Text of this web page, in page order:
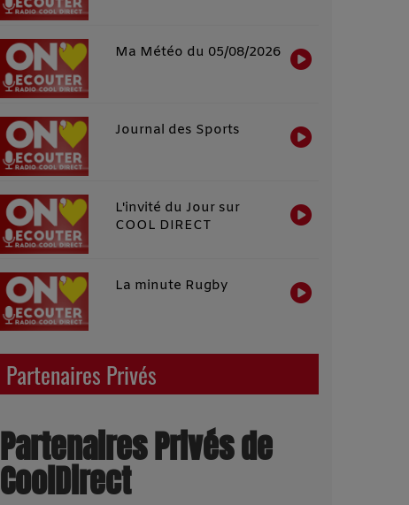
Ma Météo du 05/08/2026
Journal des Sports
L'invité du Jour sur
COOL DIRECT
La minute Rugby
Partenaires Privés
Partenaires Privés de
CoolDirect